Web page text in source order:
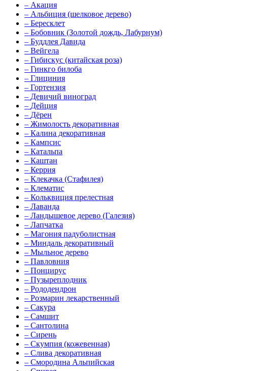
– Акация
– Альбиция (шелковое дерево)
– Бересклет
– Бобовник (Золотой дождь, Лабурнум)
– Буддлея Давида
– Вейгела
– Гибискус (китайская роза)
– Гинкго билоба
– Глициния
– Гортензия
– Девичий виноград
– Дейция
– Дёрен
– Жимолость декоративная
– Калина декоративная
– Кампсис
– Катальпа
– Каштан
– Керрия
– Клекачка (Стафилея)
– Клематис
– Кольквиция прелестная
– Лаванда
– Ландышевое дерево (Галезия)
– Лапчатка
– Магония падуболистная
– Миндаль декоративный
– Мыльное дерево
– Павловния
– Понцирус
– Пузыреплодник
– Рододендрон
– Розмарин лекарственный
– Сакура
– Самшит
– Сантолина
– Сирень
– Скумпия (кожевенная)
– Слива декоративная
– Смородина Альпийская